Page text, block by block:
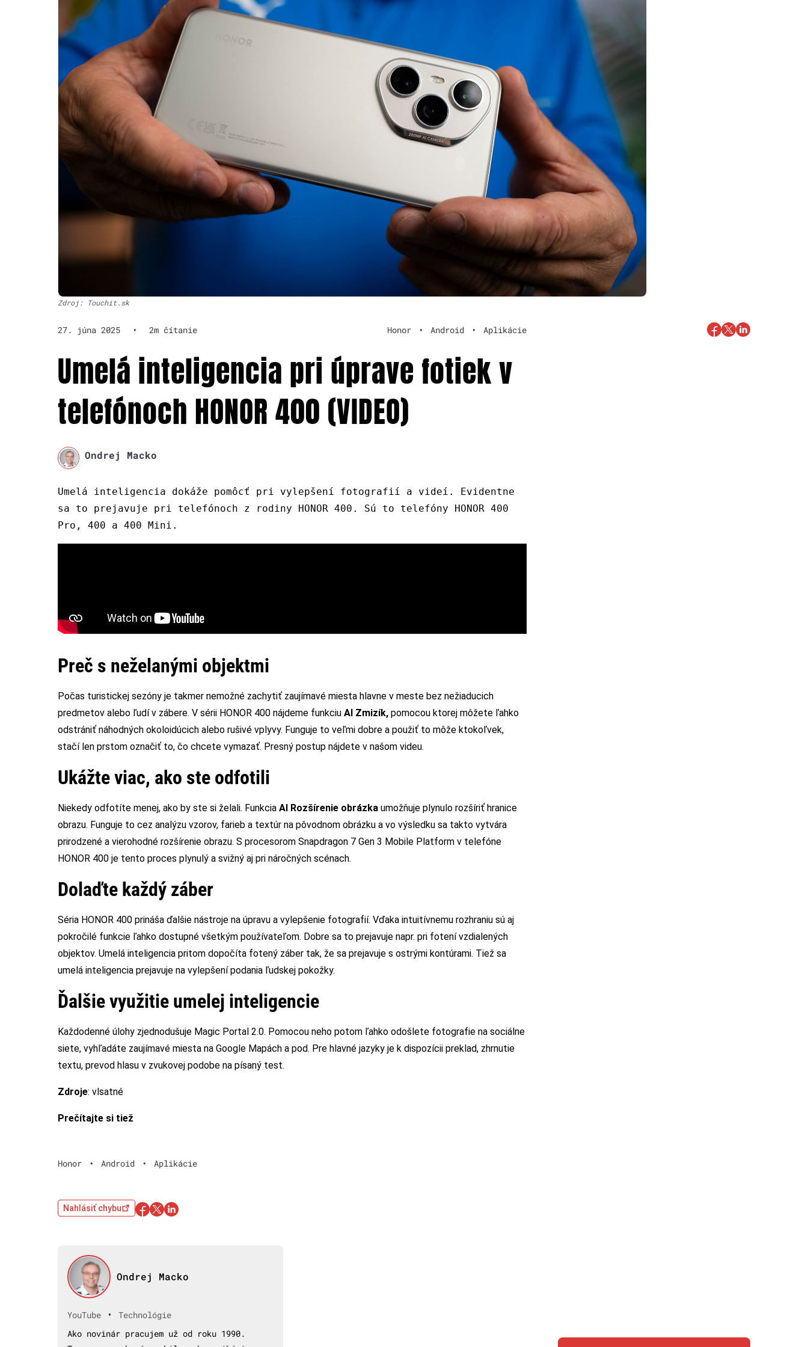
Zdroj: Touchit.sk
27. júna 2025 • 2m čítanie Honor • Android • Aplikácie
Umelá inteligencia pri úprave fotiek v
telefónoch HONOR 400 (VIDEO)
Ondrej Macko
Umelá inteligencia dokáže pomôcť pri vylepšení fotografií a videí. Evidentne
sa to prejavuje pri telefónoch z rodiny HONOR 400. Sú to telefóny HONOR 400
Pro, 400 a 400 Mini.
Preč s neželanými objektmi
Počas turistickej sezóny je takmer nemožné zachytiť zaujímavé miesta hlavne v meste bez nežiaducich
predmetov alebo ľudí v zábere. V sérii HONOR 400 nájdeme funkciu AI Zmizík, pomocou ktorej môžete ľahko
odstrániť náhodných okoloidúcich alebo rušivé vplyvy. Funguje to veľmi dobre a použiť to môže ktokoľvek,
stačí len prstom označiť to, čo chcete vymazať. Presný postup nájdete v našom videu.
Ukážte viac, ako ste odfotili
Niekedy odfotíte menej, ako by ste si želali. Funkcia AI Rozšírenie obrázka umožňuje plynulo rozšíriť hranice
obrazu. Funguje to cez analýzu vzorov, farieb a textúr na pôvodnom obrázku a vo výsledku sa takto vytvára
prirodzené a vierohodné rozšírenie obrazu. S procesorom Snapdragon 7 Gen 3 Mobile Platform v telefóne
HONOR 400 je tento proces plynulý a svižný aj pri náročných scénach.
Dolaďte každý záber
Séria HONOR 400 prináša ďalšie nástroje na úpravu a vylepšenie fotografií. Vďaka intuitívnemu rozhraniu sú aj
pokročilé funkcie ľahko dostupné všetkým používateľom. Dobre sa to prejavuje napr. pri fotení vzdialených
objektov. Umelá inteligencia pritom dopočíta fotený záber tak, že sa prejavuje s ostrými kontúrami. Tiež sa
umelá inteligencia prejavuje na vylepšení podania ľudskej pokožky.
Ďalšie využitie umelej inteligencie
Každodenné úlohy zjednodušuje Magic Portal 2.0. Pomocou neho potom ľahko odošlete fotografie na sociálne
siete, vyhľadáte zaujímavé miesta na Google Mapách a pod. Pre hlavné jazyky je k dispozícii preklad, zhrnutie
textu, prevod hlasu v zvukovej podobe na písaný test.
Zdroje: vlsatné
Prečítajte si tiež
Honor • Android • Aplikácie
Nahlásiť chybu
Ondrej Macko
YouTube •
Technológie
Ako novinár pracujem už od roku 1990.